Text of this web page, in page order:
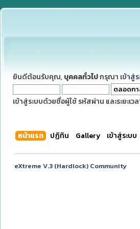
ยินดีต้อนรับคุณ, บุคคลทั่วไปกรุณา เข้าสู่
เข้าสู่ระบบด้วยชื่อผู้ใช้ รหัสผ่าน และระยะเว
หน้าแรก ปฏิทิน Gallery เข้าสู่ระบบ
eXtreme V.3 (Hardlock) Community